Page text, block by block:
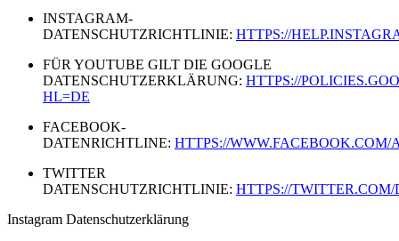
INSTAGRAM-
DATENSCHUTZRICHTLINIE: HTTPS://
FÜR YOUTUBE GILT DIE GOOGLE
DATENSCHUTZERKLÄRUNG: HTTPS://
HL=DE
FACEBOOK-
DATENRICHTLINE: HTTPS://WWW.FACEBOOK.COM/
TWITTER
DATENSCHUTZRICHTLINIE: HTTPS://
Instagram Datenschutzerklärung